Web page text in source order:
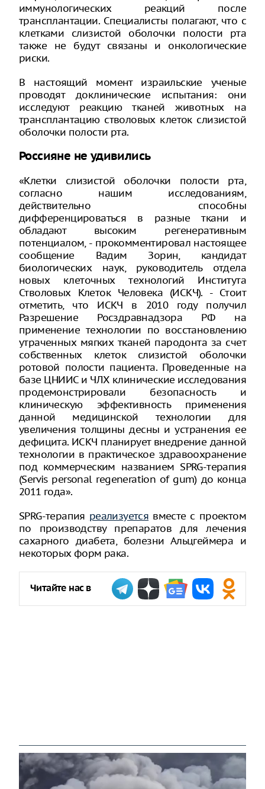
иммунологических реакций после
трансплантации. Специалисты полагают, что с
клетками слизистой оболочки полости рта
также не будут связаны и онкологические
риски.
В настоящий момент израильские ученые
проводят доклинические испытания: они
исследуют реакцию тканей животных на
трансплантацию стволовых клеток слизистой
оболочки полости рта.
Россияне не удивились
«Клетки слизистой оболочки полости рта,
согласно нашим исследованиям,
действительно способны
дифференцироваться в разные ткани и
обладают высоким регенеративным
потенциалом, - прокомментировал настоящее
сообщение Вадим Зорин, кандидат
биологических наук, руководитель отдела
новых клеточных технологий Института
Стволовых Клеток Человека (ИСКЧ). - Стоит
отметить, что ИСКЧ в 2010 году получил
Разрешение Росздравнадзора РФ на
применение технологии по восстановлению
утраченных мягких тканей пародонта за счет
собственных клеток слизистой оболочки
ротовой полости пациента. Проведенные на
базе ЦНИИС и ЧЛХ клинические исследования
продемонстрировали безопасность и
клиническую эффективность применения
данной медицинской технологии для
увеличения толщины десны и устранения ее
дефицита. ИСКЧ планирует внедрение данной
технологии в практическое здравоохранение
под коммерческим названием SPRG-терапия
(Servis personal regeneration of gum) до конца
2011 года».
SPRG-терапия реализуется вместе с проектом
по производству препаратов для лечения
сахарного диабета, болезни Альцгеймера и
некоторых форм рака.
Читайте нас в